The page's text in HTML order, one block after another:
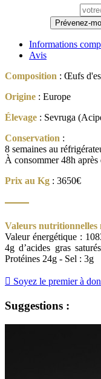
Prévenez-
Informations
Avis
Composition : Œufs
Origine : Europe
Élevage : Sevruga
Conservation :
8 semaines au
À consommer 48h après
Prix au Kg : 3650€
Valeurs nutritionnelles
Valeur énergétique :
4g d’acides gras
Protéines 24g - Sel : 3g
 Soyez le premier à
Suggestions :